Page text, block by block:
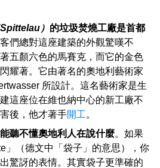
） 的垃圾焚燒工廠是首都
們總對這座建築的外觀驚嘆不
五顏六色的馬賽克，而它的金色
耀著。它由著名的奧地利藝術家
所設計。這名藝術家是生
這座位在維也納中心的新工廠不
後，他才著手開工。
聽不懂奧地利人在說什麼。如果
」（德文中「袋子」的意思），你
驚訝的表情。其實袋子更準確的